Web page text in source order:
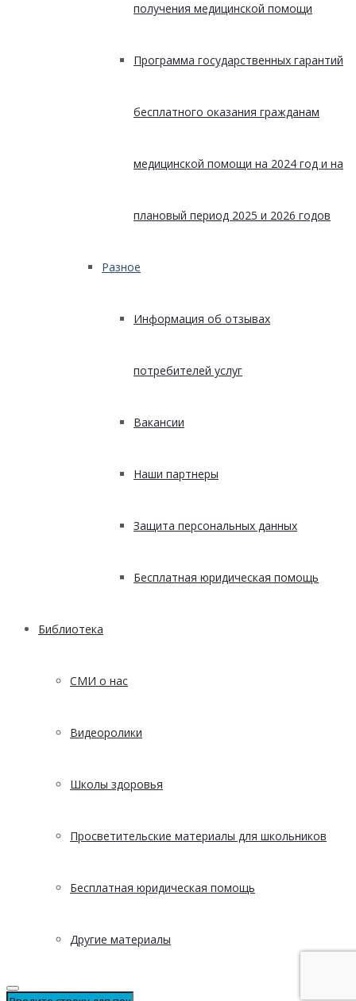
получения медицинской помощи
Программа государственных гарантий
бесплатного оказания гражданам
медицинской помощи на 2024 год и на
плановый период 2025 и 2026 годов
Разное
Информация об отзывах
потребителей услуг
Вакансии
Наши партнеры
Защита персональных данных
Бесплатная юридическая помощь
Библиотека
СМИ о нас
Видеоролики
Школы здоровья
Просветительские материалы для школьников
Бесплатная юридическая помощь
Другие материалы